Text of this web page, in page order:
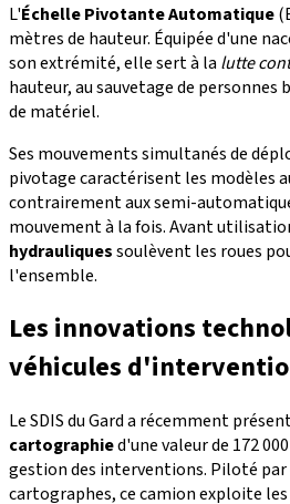
L'Échelle Pivotante Automatique
mètres de hauteur. Équipée d'une
son extrémité, elle sert à la lutte
hauteur, au sauvetage de
de matériel.
Ses mouvements simultanés de
pivotage caractérisent les modèles
contrairement aux semi-
mouvement à la fois. Avant
hydrauliquessoulèvent les roues
l'ensemble.
Les innovations
véhicules
Le SDIS du Gard a récemment
cartographied'une valeur de 172
gestion des interventions. Piloté
cartographes, ce camion exploite les